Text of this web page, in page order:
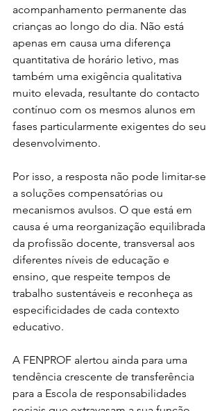
acompanhamento permanente das
crianças ao longo do dia. Não está
apenas em causa uma diferença
quantitativa de horário letivo, mas
também uma exigência qualitativa
muito elevada, resultante do contacto
contínuo com os mesmos alunos em
fases particularmente exigentes do seu
desenvolvimento.
Por isso, a resposta não pode limitar-se
a soluções compensatórias ou
mecanismos avulsos. O que está em
causa é uma reorganização equilibrada
da profissão docente, transversal aos
diferentes níveis de educação e
ensino, que respeite tempos de
trabalho sustentáveis e reconheça as
especificidades de cada contexto
educativo.
A FENPROF alertou ainda para uma
tendência crescente de transferência
para a Escola de responsabilidades